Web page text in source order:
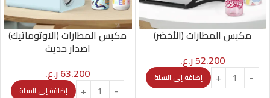
مكبس المطارات (الأخضر)
52.200ر.ع.
إضافة إلى السلة
مكبس المطارات (الاوتوماتيك)
اصدار حديث
63.200ر.ع.
إضافة إلى السلة